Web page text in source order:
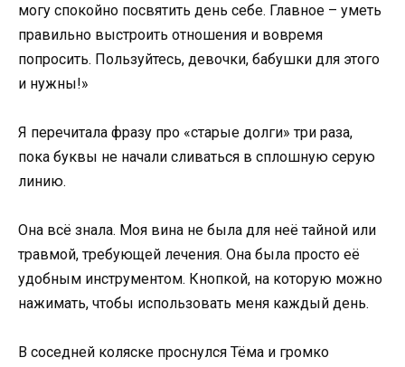
могу спокойно посвятить день себе. Главное – уметь
правильно выстроить отношения и вовремя
попросить. Пользуйтесь, девочки, бабушки для этого
и нужны!»
Я перечитала фразу про «старые долги» три раза,
пока буквы не начали сливаться в сплошную серую
линию.
Она всё знала. Моя вина не была для неё тайной или
травмой, требующей лечения. Она была просто её
удобным инструментом. Кнопкой, на которую можно
нажимать, чтобы использовать меня каждый день.
В соседней коляске проснулся Тёма и громко